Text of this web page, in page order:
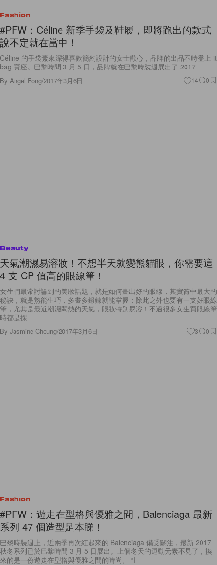
Fashion
#PFW：Céline 新季手袋及鞋履，即將跑出的款式
說不定就在當中！
Céline 的手袋素來深得喜歡簡約設計的女士歡心，品牌的出品不時登上 it
bag 寶座。巴黎時間 3 月 5 日，品牌就在巴黎時裝週展出了 2017
By Angel Fong/2017年3月6日 14 0
Beauty
天氣潮濕易溶妝！不想半天就變熊貓眼，你需要這
4 支 CP 值高的眼線筆！
女生們最常討論到的美妝話題，就是如何畫出好的眼線，其實筒中最大的
秘訣，就是熟能生巧，多畫多鍛鍊就能掌握；除此之外也要有一支好眼線
筆，尤其是最近潮濕悶熱的天氣，眼妝特別易溶！不過很多女生買眼線筆
時都是採
By Jasmine Cheung/2017年3月6日 3 0
Fashion
#PFW：遊走在型格與優雅之間，Balenciaga 最新
系列 47 個造型足本睇！
巴黎時裝週上，近兩季再次紅起來的 Balenciaga 備受關注，最新 2017
秋冬系列已於巴黎時間 3 月 5 日展出。上個冬天的運動元素不見了，換
來的是一份遊走在型格與優雅之間的時尚。 “I